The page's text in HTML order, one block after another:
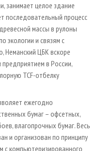
занимает целое здание
последовательный процесс
массы в рулоны
экологии и связям с
ЦБК вскоре
в России,
TCF-отбелку
ежегодно
бумаг – офсетных,
влагопрочных бумаг. Весь
и организован по принципу
с компьютеризированного